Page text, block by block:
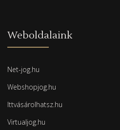
Weboldalaink
Net-jog.hu
Webshopjog.hu
Ittvásárolhatsz.hu
Virtualjog.hu